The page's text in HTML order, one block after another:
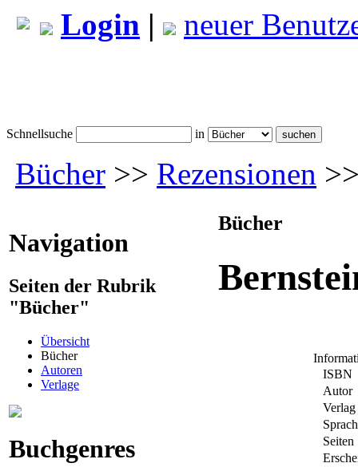
Login | neuer
Schnellsuche in
Bücher >> Rezensionen
Navigation
Seiten der Rubrik
"Bücher"
Übersicht
Bücher
Autoren
Verlage
Buchgenres
Bücher
ISBN
Autor
Verlag
Seiten